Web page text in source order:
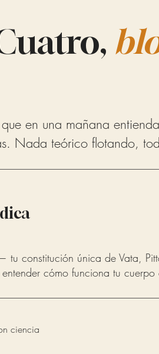
en una mañana
Nada teórico flotando,
tu constitución única de Vata,
cómo funciona tu
ciencia